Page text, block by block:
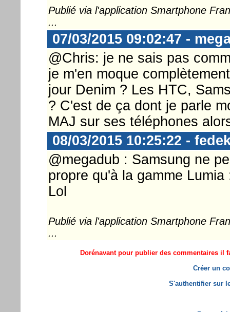
Publié via l'application Smartphone
...
07/03/2015 09:02:47 -
@Chris: je ne sais pas
je m'en moque
jour Denim ? Les HTC,
? C'est de ça dont je parle
MAJ sur ses téléphones
08/03/2015 10:25:22 -
@megadub : Samsung ne
propre qu'à la gamme Lumia
Lol
Publié via l'application Smartphone
...
Dorénavant pour publier des commentaires il
Créer un
S'authentifier sur